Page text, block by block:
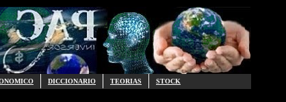
DICCIONARIO TEORIAS STOCK